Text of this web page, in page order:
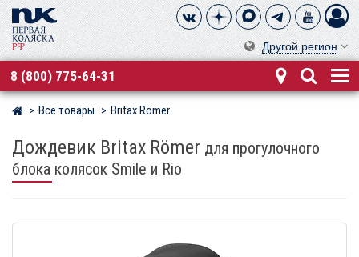
Другой регион
8 (800) 775-64-31
Магазин детских колясок
Все товары Britax Römer
Дождевик Britax Römer для прогулочного
блока колясок Smile и Rio